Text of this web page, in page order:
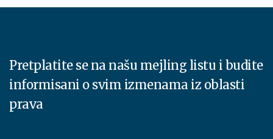
Pretplatite se na našu mejling listu i budite
informisani o svim izmenama iz oblasti
prava